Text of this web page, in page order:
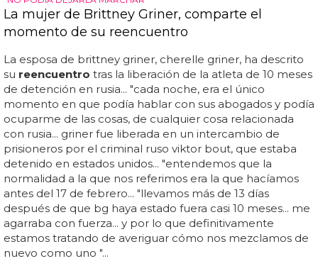
La mujer de Brittney Griner, comparte el
momento de su reencuentro
La esposa de brittney griner, cherelle griner, ha descrito
su reencuentro tras la liberación de la atleta de 10 meses
de detención en rusia... "cada noche, era el único
momento en que podía hablar con sus abogados y podía
ocuparme de las cosas, de cualquier cosa relacionada
con rusia... griner fue liberada en un intercambio de
prisioneros por el criminal ruso viktor bout, que estaba
detenido en estados unidos... "entendemos que la
normalidad a la que nos referimos era la que hacíamos
antes del 17 de febrero... "llevamos más de 13 días
después de que bg haya estado fuera casi 10 meses... me
agarraba con fuerza... y por lo que definitivamente
estamos tratando de averiguar cómo nos mezclamos de
nuevo como uno "...